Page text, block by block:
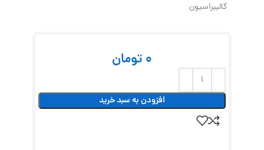
کالیبراسیون
0 تومان
افزودن به سبد خرید